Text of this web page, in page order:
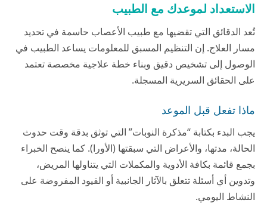
الاستعداد لموعدك مع الطبيب
تُعد الدقائق التي تقضيها مع طبيب الأعصاب حاسمة في تحديد
مسار العلاج. إن التنظيم المسبق للمعلومات يساعد الطبيب في
الوصول إلى تشخيص دقيق وبناء خطة علاجية مخصصة تعتمد
على الحقائق السريرية المسجلة.
ماذا تفعل قبل الموعد
يجب البدء بكتابة “مذكرة النوبات” التي توثق بدقة وقت حدوث
الحالة، مدتها، والأعراض التي سبقتها (الأورا). كما ينصح الخبراء
بجمع قائمة بكافة الأدوية والمكملات التي يتناولها المريض،
وتدوين أي أسئلة تتعلق بالآثار الجانبية أو القيود المفروضة على
النشاط اليومي.